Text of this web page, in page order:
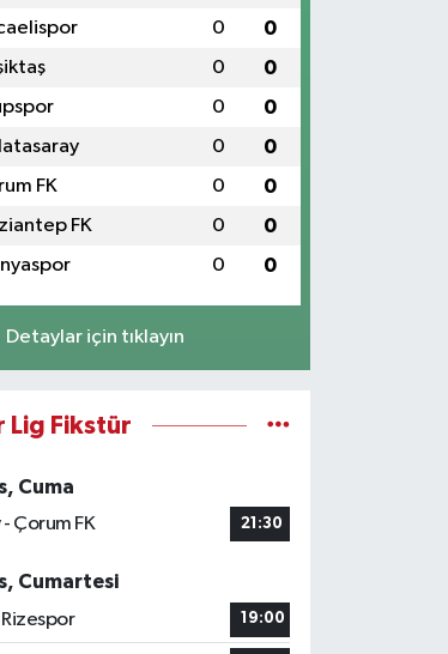
0 0
0 0
0 0
0 0
FK 0 0
FK 0 0
0 0
Detaylar için tıklayın
Lig Fikstür
Cuma
Çorum FK
21:30
Cumartesi
19:00